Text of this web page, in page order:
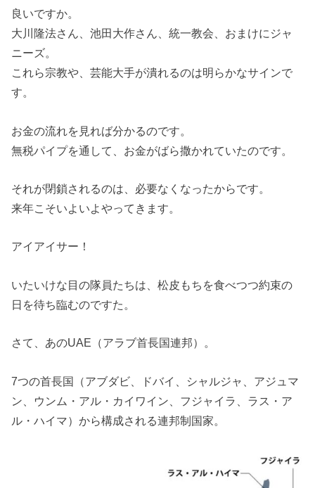
良いですか。
大川隆法さん、池田大作さん、統一教会、おまけにジャ
ニーズ。
これら宗教や、芸能大手が潰れるのは明らかなサインで
す。
お金の流れを見れば分かるのです。
無税パイプを通して、お金がばら撒かれていたのです。
それが閉鎖されるのは、必要なくなったからです。
来年こそいよいよやってきます。
アイアイサー！
いたいけな目の隊員たちは、松皮もちを食べつつ約束の
日を待ち臨むのですた。
さて、あのUAE（アラブ首長国連邦）。
7つの首長国（アブダビ、ドバイ、シャルジャ、アジュマ
ン、ウンム・アル・カイワイン、フジャイラ、ラス・ア
ル・ハイマ）から構成される連邦制国家。